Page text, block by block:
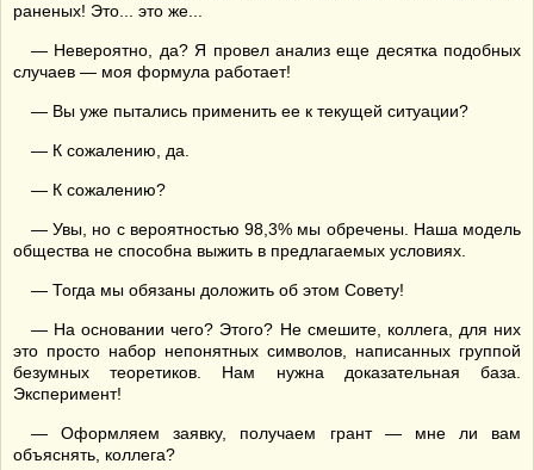
раненых! Это... это же...
— Невероятно, да? Я провел анализ еще десятка подобных
случаев — моя формула работает!
— Вы уже пытались применить ее к текущей ситуации?
— К сожалению, да.
— К сожалению?
— Увы, но с вероятностью 98,3% мы обречены. Наша модель
общества не способна выжить в предлагаемых условиях.
— Тогда мы обязаны доложить об этом Совету!
— На основании чего? Этого? Не смешите, коллега, для них
это просто набор непонятных символов, написанных группой
безумных теоретиков. Нам нужна доказательная база.
Эксперимент!
— Оформляем заявку, получаем грант — мне ли вам
объяснять, коллега?